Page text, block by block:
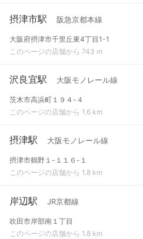
摂津市駅 阪急京都本線
大阪府摂津市千里丘東4丁目1-1
このページの店舗から 743 m
沢良宜駅 大阪モノレール線
茨木市高浜町１９４-４
このページの店舗から 1.6 km
摂津駅 大阪モノレール線
摂津市鶴野１-１１６-１
このページの店舗から 1.8 km
岸辺駅 JR京都線
吹田市岸部南１丁目
このページの店舗から 1.8 km